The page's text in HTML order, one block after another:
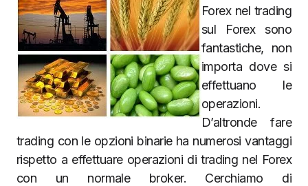
Forex nel trading
sul Forex sono
fantastiche, non
importa dove si
effettuano le
operazioni.
D’altronde fare
trading con le opzioni binarie ha numerosi vantaggi
rispetto a effettuare operazioni di trading nel Forex
con un normale broker. Cerchiamo di